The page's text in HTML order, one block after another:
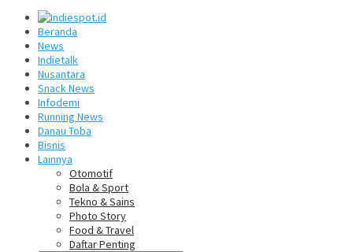
Beranda
News
Indietalk
Nusantara
Snack News
Infodemi
Running News
Danau Toba
Bisnis
Lainnya
Otomotif
Bola & Sport
Tekno & Sains
Photo Story
Food & Travel
Daftar Penting